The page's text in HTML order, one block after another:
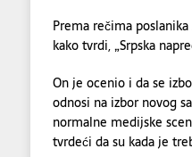
Prema rečima
kako tvrdi, „Srpska
On je ocenio i da se
odnosi na izbor novog
normalne medijske
tvrdeći da su kada je